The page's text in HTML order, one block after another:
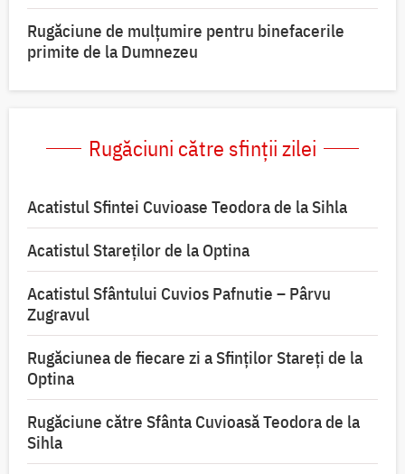
Rugăciune de mulțumire pentru binefacerile
primite de la Dumnezeu
Rugăciuni către sfinții zilei
Acatistul Sfintei Cuvioase Teodora de la Sihla
Acatistul Stareţilor de la Optina
Acatistul Sfântului Cuvios Pafnutie – Pârvu
Zugravul
Rugăciunea de fiecare zi a Sfinților Stareți de la
Optina
Rugăciune către Sfânta Cuvioasă Teodora de la
Sihla